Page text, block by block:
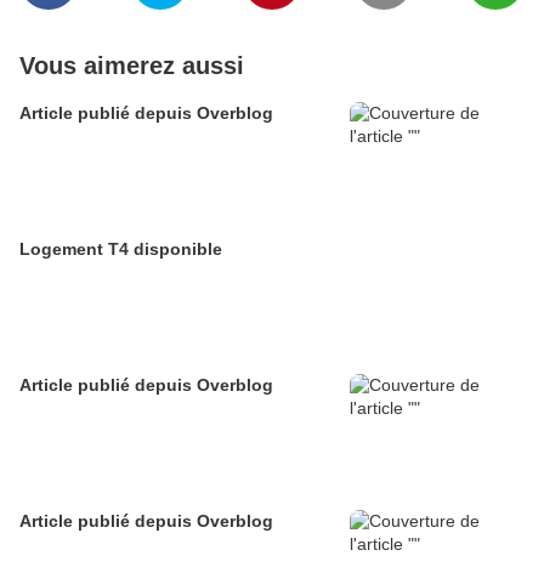
Vous aimerez aussi
Article publié depuis Overblog
Logement T4 disponible
Article publié depuis Overblog
Article publié depuis Overblog